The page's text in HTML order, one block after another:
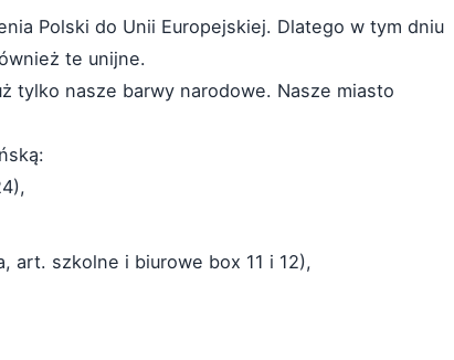
Polski do Unii Europejskiej. Dlatego w tym dniu
te unijne.
tylko nasze barwy narodowe. Nasze miasto
art. szkolne i biurowe box 11 i 12),